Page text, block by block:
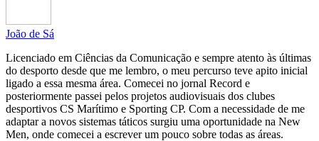
João de Sá
Licenciado em Ciências da Comunicação e sempre atento às últimas
do desporto desde que me lembro, o meu percurso teve apito inicial
ligado a essa mesma área. Comecei no jornal Record e
posteriormente passei pelos projetos audiovisuais dos clubes
desportivos CS Marítimo e Sporting CP. Com a necessidade de me
adaptar a novos sistemas táticos surgiu uma oportunidade na New
Men, onde comecei a escrever um pouco sobre todas as áreas.